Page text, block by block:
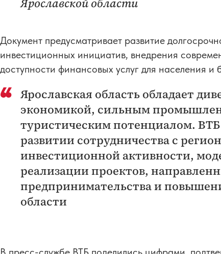
Документ предусматривает развитие
инвестиционных инициатив, внедрения
доступности финансовых услуг для населения и
Ярославская область обладает
экономикой, сильным
туристическим потенциалом.
развитии сотрудничества с
инвестиционной активности,
реализации проектов,
предпринимательства и
области